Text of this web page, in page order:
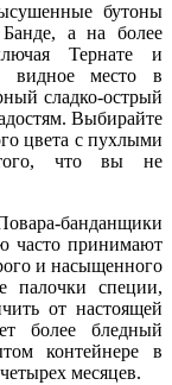
бутоны
Банде, а на более
Тернате и
видное место в
сладко-острый
Выбирайте
цвета с пухлыми
того, что вы не
банданщики
часто принимают
и насыщенного
палочки специи,
от настоящей
более бледный
контейнере в
месяцев.